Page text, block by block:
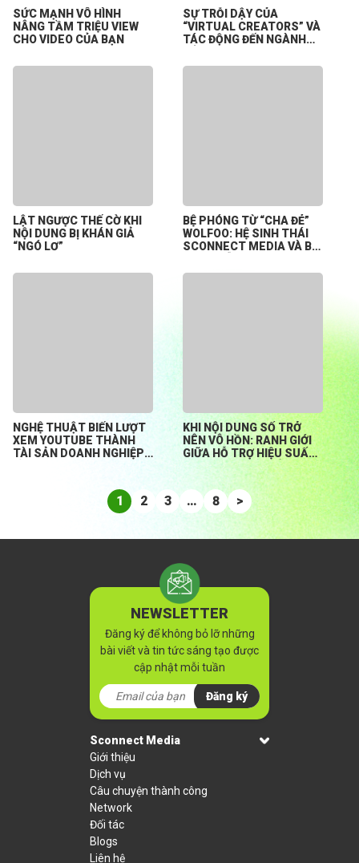
SỨC MẠNH VÔ HÌNH
NÂNG TẦM TRIỆU VIEW
CHO VIDEO CỦA BẠN
SỰ TRỖI DẬY CỦA
“VIRTUAL CREATORS” VÀ
TÁC ĐỘNG ĐẾN NGÀNH
SỐ
LẬT NGƯỢC THẾ CỜ KHI
NỘI DUNG BỊ KHÁN GIẢ
“NGÓ LƠ”
BỆ PHÓNG TỪ “CHA ĐẺ”
WOLFOO: HỆ SINH THÁI
SCONNECT MEDIA VÀ BÀI
KHỞI NGHIỆP TỪ CON SỐ
NGHỆ THUẬT BIẾN LƯỢT
XEM YOUTUBE THÀNH
TÀI SẢN DOANH NGHIỆP
KHI NỘI DUNG SỐ TRỞ
NÊN VÔ HỒN: RANH GIỚI
GIỮA HỖ TRỢ HIỆU SUẤT
HAY ĐÁNH MẤT BẢN
1 2 3 … 8 >
NEWSLETTER
Đăng ký để không bỏ lỡ những
bài viết và tin tức sáng tạo được
cập nhật mỗi tuần
Đăng ký
Sconnect Media
Giới thiệu
Dịch vụ
Câu chuyện thành công
Network
Đối tác
Blogs
Liên hệ